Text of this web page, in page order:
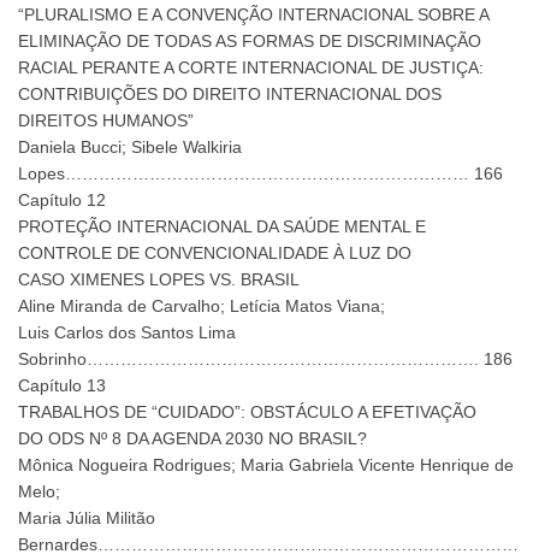
“PLURALISMO E A CONVENÇÃO INTERNACIONAL SOBRE A
ELIMINAÇÃO DE TODAS AS FORMAS DE DISCRIMINAÇÃO
RACIAL PERANTE A CORTE INTERNACIONAL DE JUSTIÇA:
CONTRIBUIÇÕES DO DIREITO INTERNACIONAL DOS
DIREITOS HUMANOS”
Daniela Bucci; Sibele Walkiria
Lopes……………………………………………………………… 166
Capítulo 12
PROTEÇÃO INTERNACIONAL DA SAÚDE MENTAL E
CONTROLE DE CONVENCIONALIDADE À LUZ DO
CASO XIMENES LOPES VS. BRASIL
Aline Miranda de Carvalho; Letícia Matos Viana;
Luis Carlos dos Santos Lima
Sobrinho……………………………………………………………. 186
Capítulo 13
TRABALHOS DE “CUIDADO”: OBSTÁCULO A EFETIVAÇÃO
DO ODS Nº 8 DA AGENDA 2030 NO BRASIL?
Mônica Nogueira Rodrigues; Maria Gabriela Vicente Henrique de
Melo;
Maria Júlia Militão
Bernardes…………………………………………………………………